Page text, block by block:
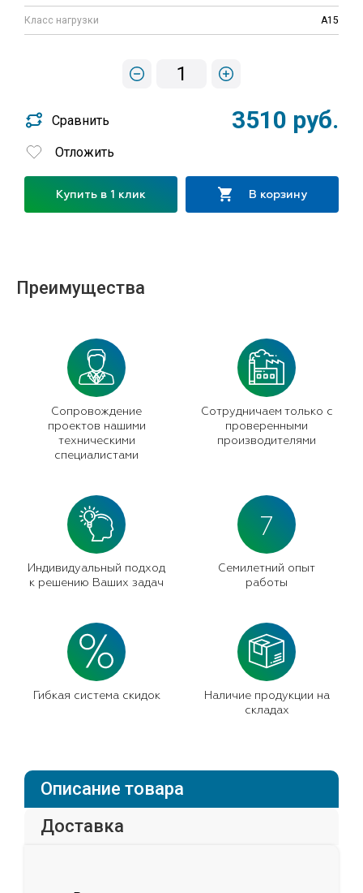
Класс нагрузки A15
Сравнить
1
3510 руб.
Отложить
Купить в 1 клик В корзину
Преимущества
Сопровождение
проектов нашими
техническими
специалистами
Сотрудничаем только с
проверенными
производителями
Индивидуальный подход
к решению Ваших задач
7
Семилетний опыт
работы
Гибкая система скидок
Наличие продукции на
складах
Описание товара
Доставка